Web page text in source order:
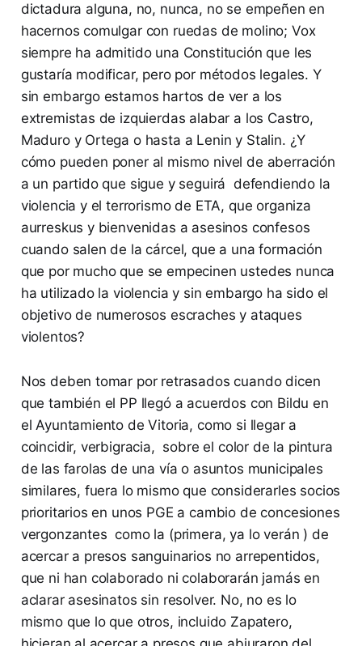
dictadura alguna, no, nunca, no se empeñen en
hacernos comulgar con ruedas de molino; Vox
siempre ha admitido una Constitución que les
gustaría modificar, pero por métodos legales. Y
sin embargo estamos hartos de ver a los
extremistas de izquierdas alabar a los Castro,
Maduro y Ortega o hasta a Lenin y Stalin. ¿Y
cómo pueden poner al mismo nivel de aberración
a un partido que sigue y seguirá defendiendo la
violencia y el terrorismo de ETA, que organiza
aurreskus y bienvenidas a asesinos confesos
cuando salen de la cárcel, que a una formación
que por mucho que se empecinen ustedes nunca
ha utilizado la violencia y sin embargo ha sido el
objetivo de numerosos escraches y ataques
violentos?
Nos deben tomar por retrasados cuando dicen
que también el PP llegó a acuerdos con Bildu en
el Ayuntamiento de Vitoria, como si llegar a
coincidir, verbigracia, sobre el color de la pintura
de las farolas de una vía o asuntos municipales
similares, fuera lo mismo que considerarles socios
prioritarios en unos PGE a cambio de concesiones
vergonzantes como la (primera, ya lo verán ) de
acercar a presos sanguinarios no arrepentidos,
que ni han colaborado ni colaborarán jamás en
aclarar asesinatos sin resolver. No, no es lo
mismo que lo que otros, incluido Zapatero,